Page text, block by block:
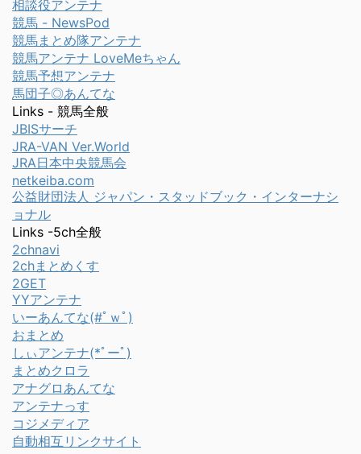
相談役アンテナ
競馬 - NewsPod
競馬まとめ隊アンテナ
競馬アンテナ LoveMeちゃん
競馬予想アンテナ
馬団子◎あんてな
Links - 競馬全般
JBISサーチ
JRA-VAN Ver.World
JRA日本中央競馬会
netkeiba.com
公益財団法人 ジャパン・スタッドブック・インターナシ
ョナル
Links -5ch全般
2chnavi
2chまとめくす
2GET
YYアンテナ
いーあんてな(#ﾟｗﾟ)
おまとめ
しぃアンテナ(*ﾟーﾟ)
まとめクロラ
アナグロあんてな
アンテナっす
コジメディア
自動相互リンクサイト